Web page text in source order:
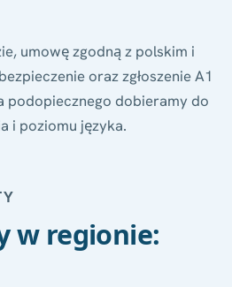
umowę zgodną z polskim i
oraz zgłoszenie A1
podopiecznego dobieramy do
i poziomu języka.
w regionie: